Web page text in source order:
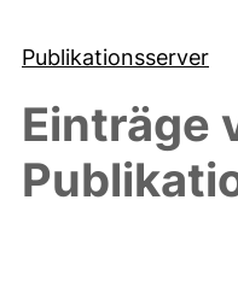
Publikationsserver
Einträge